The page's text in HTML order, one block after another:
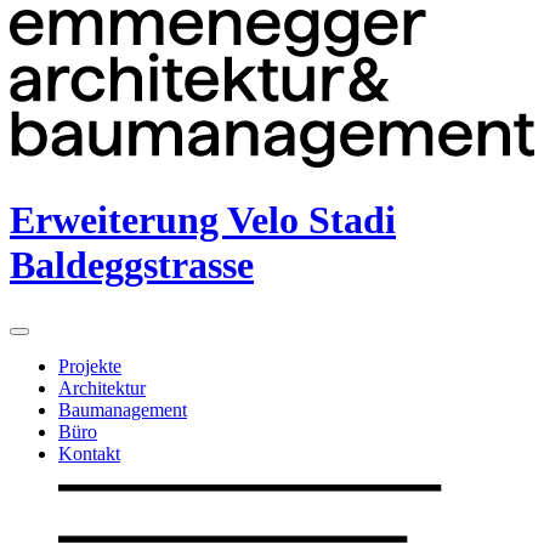
Erweiterung Velo Stadi
Baldeggstrasse
Projekte
Architektur
Baumanagement
Büro
Kontakt